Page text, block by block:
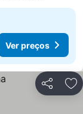
Ver preços
Partilhar